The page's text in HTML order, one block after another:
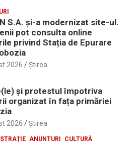
S.A. și-a modernizat site-ul.
pot consulta online
privind Stația de Epurare
2026 Ştirea
și protestul împotriva
organizat în fața primăriei
2026 Ştirea
ANUNTURI CULTURĂ